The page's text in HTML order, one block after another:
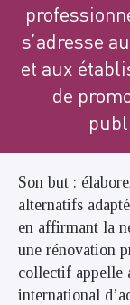
s’adresse
et aux
de
Son but :
alternatifs
en affirmant la
une rénovation
collectif appelle
international